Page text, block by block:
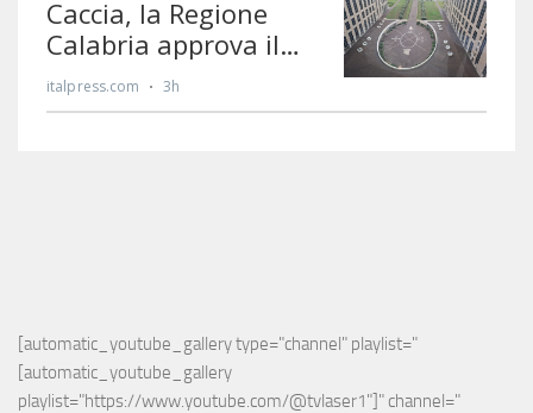
[automatic_youtube_gallery type="channel" playlist="
[automatic_youtube_gallery
playlist="https://www.youtube.com/@tvlaser1"]" channel="